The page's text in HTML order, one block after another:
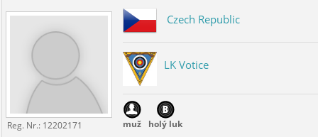
Reg. Nr.: 12202171
Czech Republic
LK Votice
muž holý luk